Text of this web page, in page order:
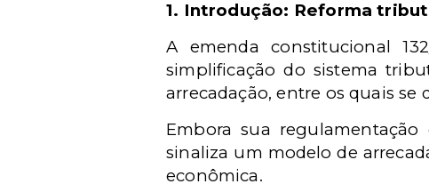
1. Introdução: Reforma
A emenda constitucional
simplificação do sistema
arrecadação, entre os quais se
Embora sua
sinaliza um modelo de
econômica.